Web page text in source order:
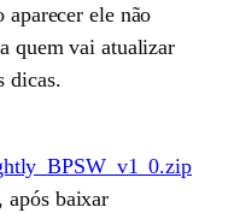
aparecer ele não
quem vai atualizar
dicas.
após baixar